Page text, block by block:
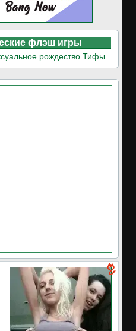
флэш игры
рождество Тифы